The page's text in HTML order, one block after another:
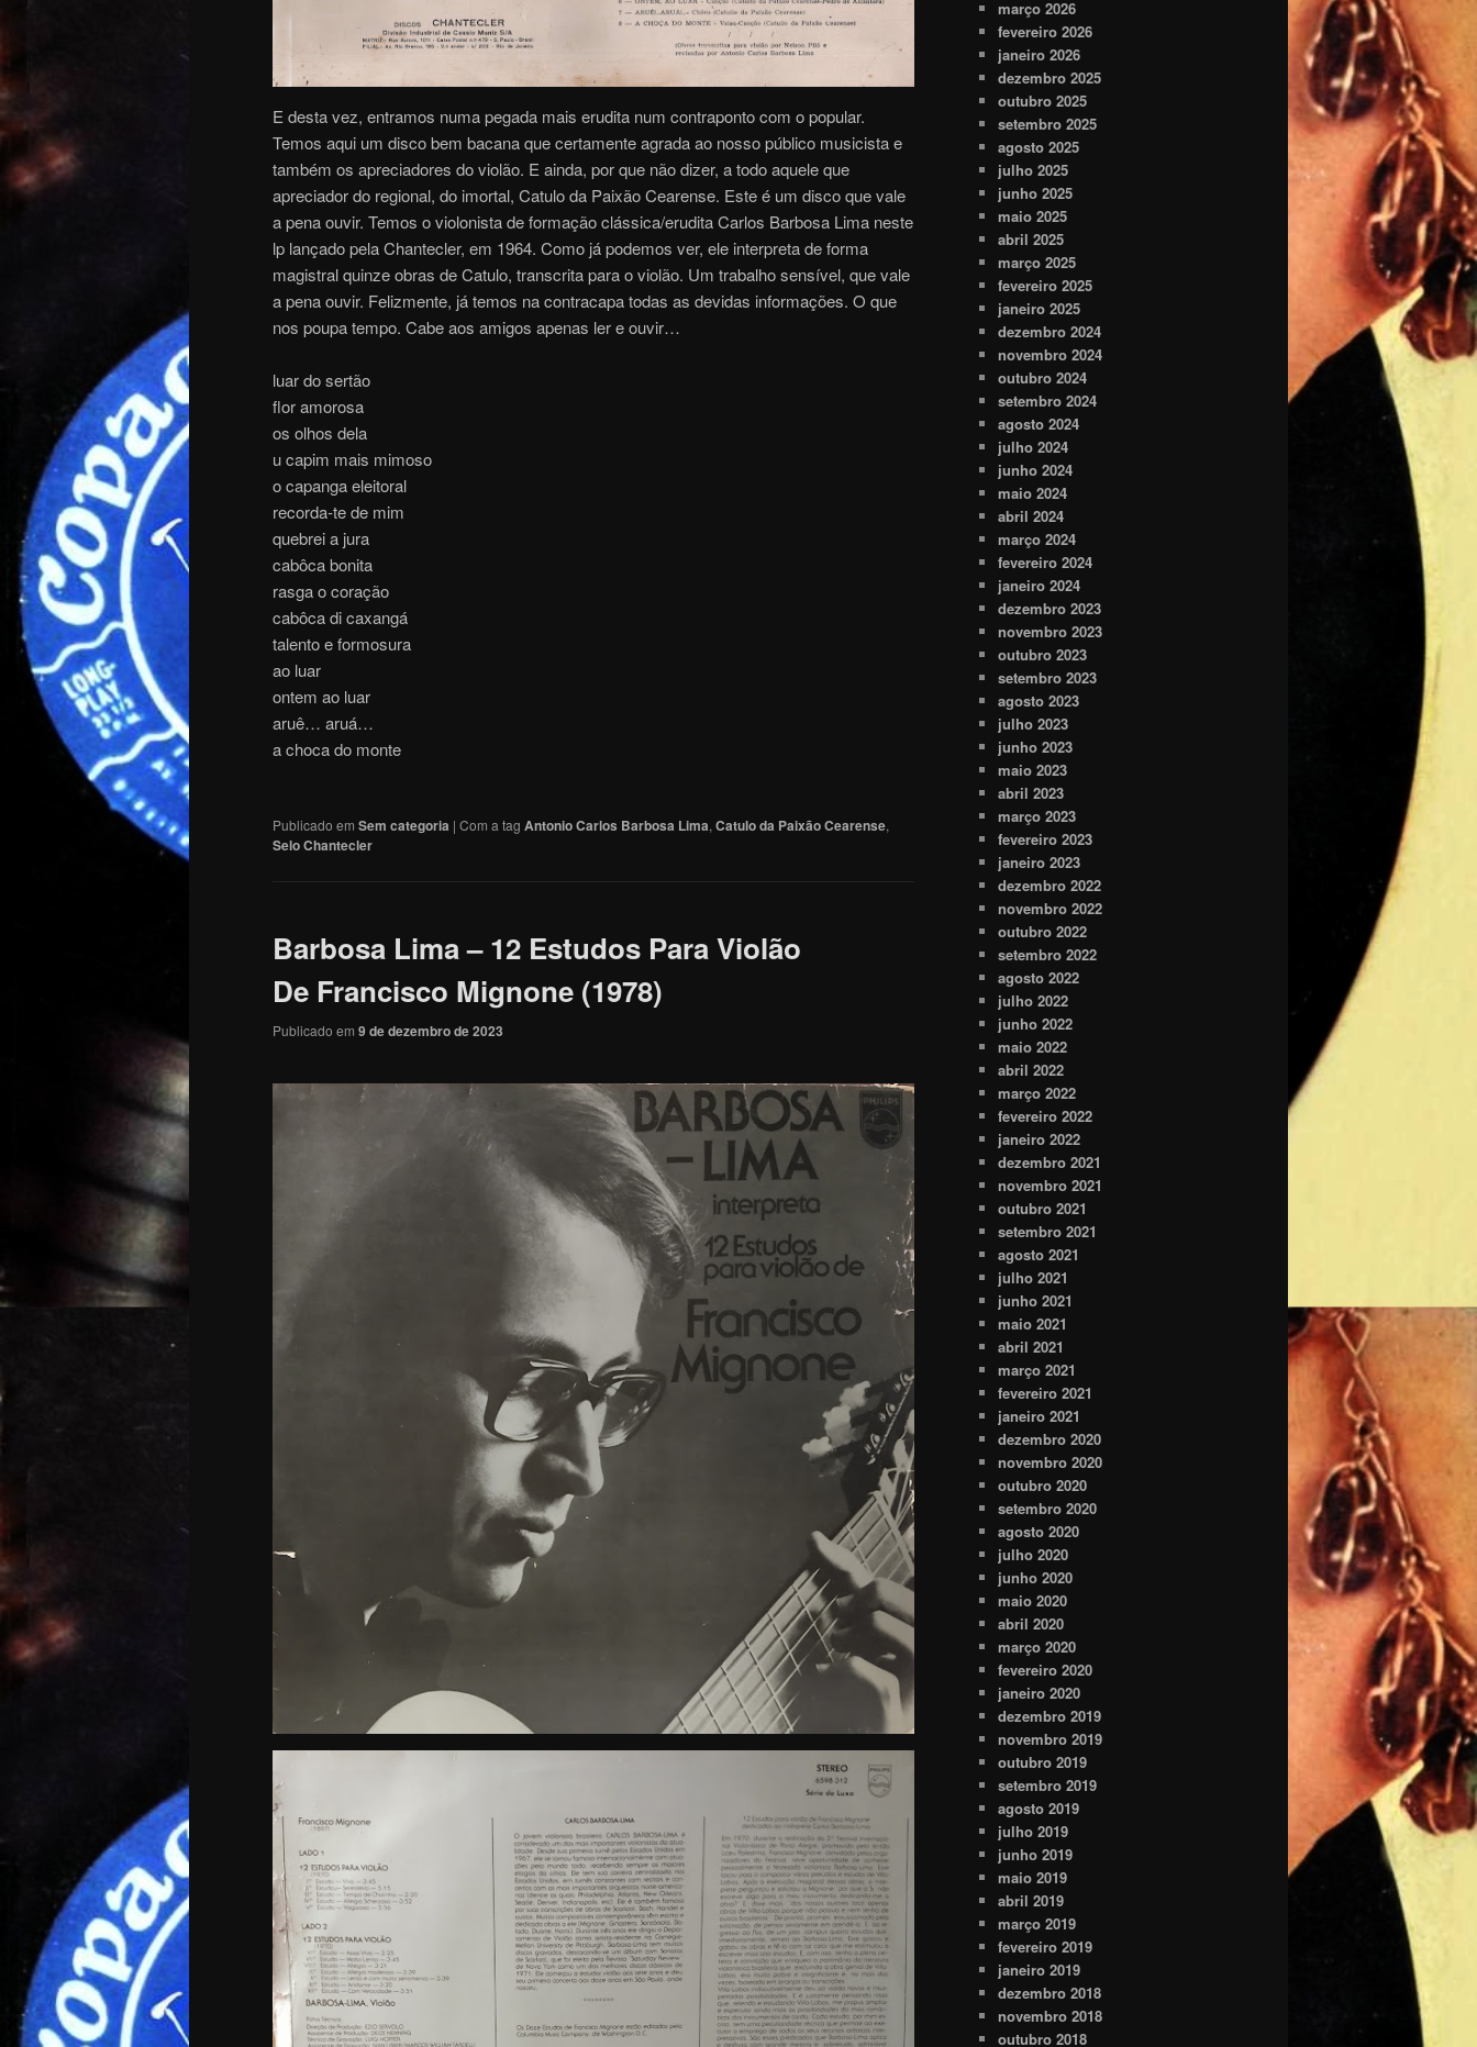
E desta vez, entramos numa pegada mais erudita num contraponto com o popular.
Temos aqui um disco bem bacana que certamente agrada ao nosso público musicista e
também os apreciadores do violão. E ainda, por que não dizer, a todo aquele que
apreciador do regional, do imortal, Catulo da Paixão Cearense. Este é um disco que vale
a pena ouvir. Temos o violonista de formação clássica/erudita Carlos Barbosa Lima neste
lp lançado pela Chantecler, em 1964. Como já podemos ver, ele interpreta de forma
magistral quinze obras de Catulo, transcrita para o violão. Um trabalho sensível, que vale
a pena ouvir. Felizmente, já temos na contracapa todas as devidas informações. O que
nos poupa tempo. Cabe aos amigos apenas ler e ouvir…
luar do sertão
flor amorosa
os olhos dela
u capim mais mimoso
o capanga eleitoral
recorda-te de mim
quebrei a jura
cabôca bonita
rasga o coração
cabôca di caxangá
talento e formosura
ao luar
ontem ao luar
aruê… aruá…
a choca do monte
Publicado em Sem categoria | Com a tag Antonio Carlos Barbosa Lima, Catulo da Paixão Cearense,
Selo Chantecler
Barbosa Lima – 12 Estudos Para Violão
De Francisco Mignone (1978)
Publicado em 9 de dezembro de 2023
março 2026
fevereiro 2026
janeiro 2026
dezembro 2025
outubro 2025
setembro 2025
agosto 2025
julho 2025
junho 2025
maio 2025
abril 2025
março 2025
fevereiro 2025
janeiro 2025
dezembro 2024
novembro 2024
outubro 2024
setembro 2024
agosto 2024
julho 2024
junho 2024
maio 2024
abril 2024
março 2024
fevereiro 2024
janeiro 2024
dezembro 2023
novembro 2023
outubro 2023
setembro 2023
agosto 2023
julho 2023
junho 2023
maio 2023
abril 2023
março 2023
fevereiro 2023
janeiro 2023
dezembro 2022
novembro 2022
outubro 2022
setembro 2022
agosto 2022
julho 2022
junho 2022
maio 2022
abril 2022
março 2022
fevereiro 2022
janeiro 2022
dezembro 2021
novembro 2021
outubro 2021
setembro 2021
agosto 2021
julho 2021
junho 2021
maio 2021
abril 2021
março 2021
fevereiro 2021
janeiro 2021
dezembro 2020
novembro 2020
outubro 2020
setembro 2020
agosto 2020
julho 2020
junho 2020
maio 2020
abril 2020
março 2020
fevereiro 2020
janeiro 2020
dezembro 2019
novembro 2019
outubro 2019
setembro 2019
agosto 2019
julho 2019
junho 2019
maio 2019
abril 2019
março 2019
fevereiro 2019
janeiro 2019
dezembro 2018
novembro 2018
outubro 2018